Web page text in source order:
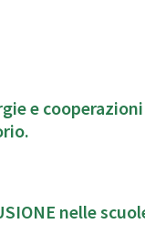
e
nelle